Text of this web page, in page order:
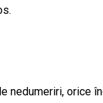
orice